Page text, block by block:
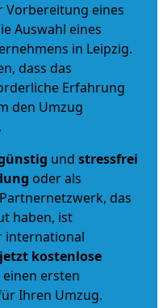
Vorbereitung eines
Auswahl eines
in Leipzig.
dass das
Erfahrung
den Umzug
und stressfrei
oder als
das
haben, ist
international
kostenlose
ersten
Ihren Umzug.